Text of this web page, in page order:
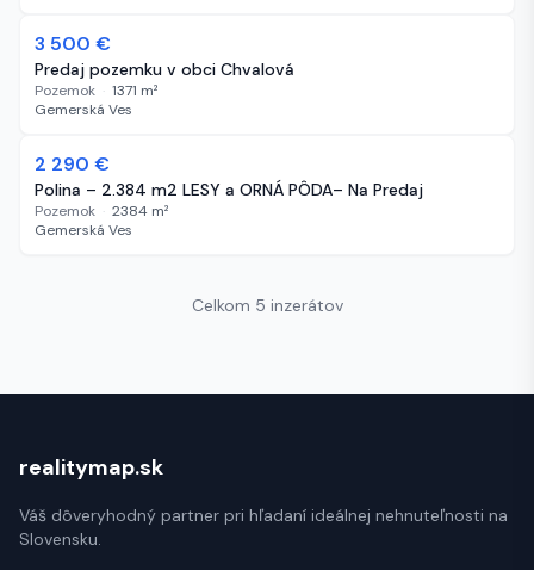
58 dní
3 500 €
Predaj pozemku v obci Chvalová
Pozemok · 1371 m²
Gemerská Ves
745 dní
2 290 €
Polina – 2.384 m2 LESY a ORNÁ PÔDA– Na Predaj
Pozemok · 2384 m²
Gemerská Ves
Celkom 5 inzerátov
realitymap.sk
Váš dôveryhodný partner pri hľadaní ideálnej nehnuteľnosti na
Slovensku.